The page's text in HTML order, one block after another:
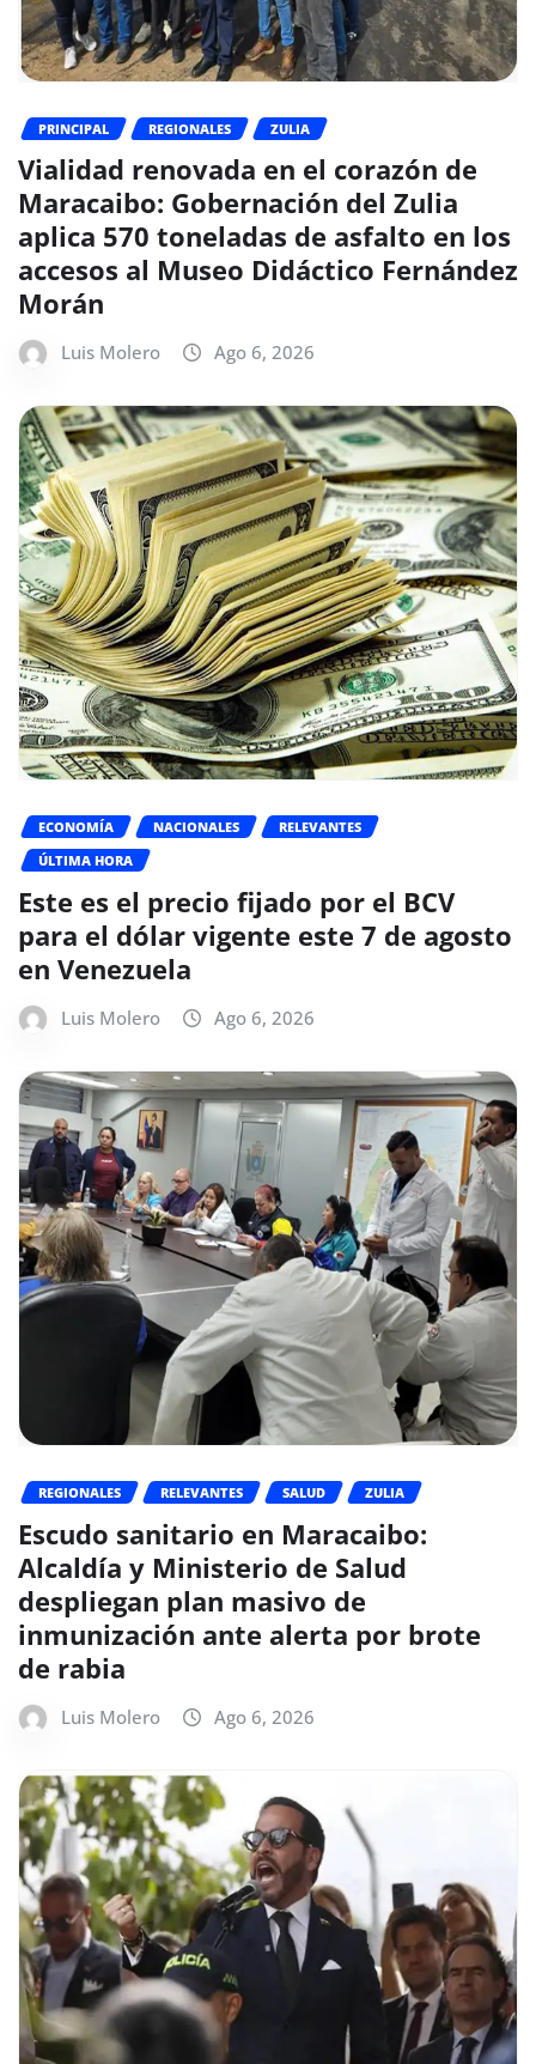
PRINCIPAL REGIONALES ZULIA
Vialidad renovada en el corazón de
Maracaibo: Gobernación del Zulia
aplica 570 toneladas de asfalto en los
accesos al Museo Didáctico Fernández
Morán
Luis Molero Ago 6, 2026
ECONOMÍA NACIONALES
RELEVANTES
ÚLTIMA HORA
Este es el precio fijado por el BCV
para el dólar vigente este 7 de agosto
en Venezuela
Luis Molero Ago 6, 2026
REGIONALES RELEVANTES SALUD ZULIA
Escudo sanitario en Maracaibo:
Alcaldía y Ministerio de Salud
despliegan plan masivo de
inmunización ante alerta por brote
de rabia
Luis Molero Ago 6, 2026